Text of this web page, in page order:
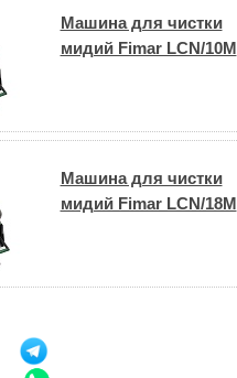
Машина для чистки
мидий Fimar LCN/10M
Машина для чистки
мидий Fimar LCN/18M